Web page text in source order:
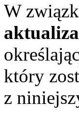
W
który
z